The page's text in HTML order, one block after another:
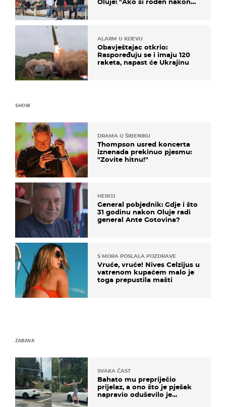
Oluje: "Ako si rođen nakon
ALARM U KIJEVU
Obavještajac otkrio:
Raspoređuju se i imaju 120
raketa, napast će Ukrajinu
SHOW
DRAMA U ŠIBENIKU
Thompson usred koncerta
iznenada prekinuo pjesmu:
"Zovite hitnu!"
HEROJ
General pobjednik: Gdje i što
31 godinu nakon Oluje radi
general Ante Gotovina?
S MORA POSLALA POZDRAVE
Vruće, vruće! Nives Celzijus u
vatrenom kupaćem malo je
toga prepustila mašti
ZABAVA
SVAKA ČAST
Bahato mu prepriječio
prijelaz, a ono što je pješak
napravio oduševilo je